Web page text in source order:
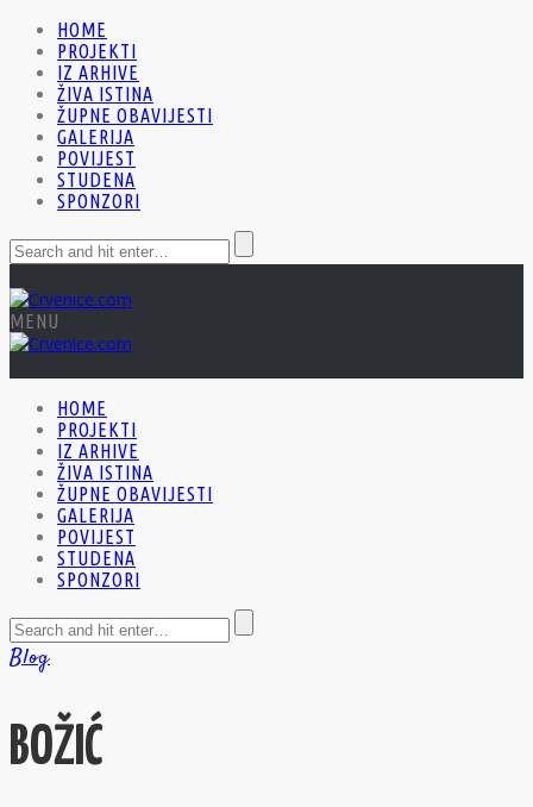
HOME
PROJEKTI
IZ ARHIVE
ŽIVA ISTINA
ŽUPNE OBAVIJESTI
GALERIJA
POVIJEST
STUDENA
SPONZORI
MENU
HOME
PROJEKTI
IZ ARHIVE
ŽIVA ISTINA
ŽUPNE OBAVIJESTI
GALERIJA
POVIJEST
STUDENA
SPONZORI
Blog
BOŽIĆ